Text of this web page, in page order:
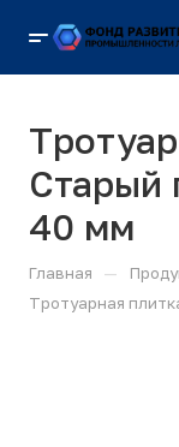
Старый
40 мм
Главная —
Tротуарная